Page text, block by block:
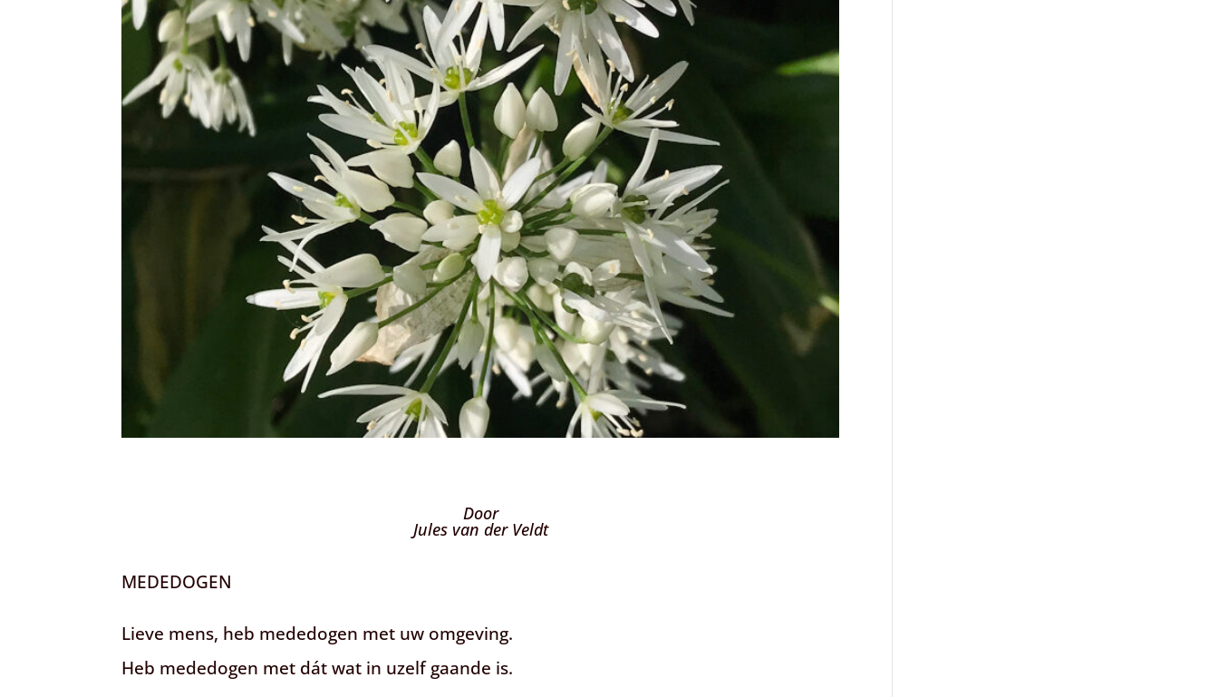
Door
Jules van der Veldt
MEDEDOGEN
Lieve mens, heb mededogen met uw omgeving.
Heb mededogen met dát wat in uzelf gaande is.